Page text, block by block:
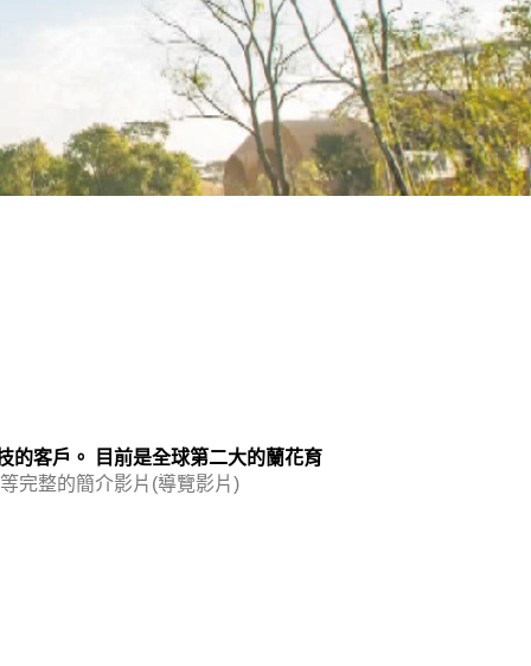
的客戶。
目前是全球第二大的蘭花育
整的簡介影片(導覽影片)